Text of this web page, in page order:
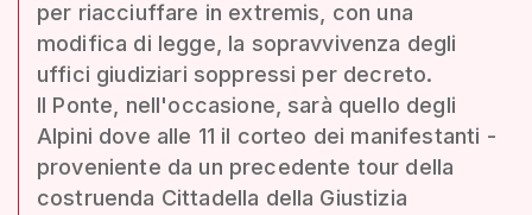
per riacciuffare in extremis, con una
modifica di legge, la sopravvivenza degli
uffici giudiziari soppressi per decreto.
Il Ponte, nell'occasione, sarà quello degli
Alpini dove alle 11 il corteo dei manifestanti -
proveniente da un precedente tour della
costruenda Cittadella della Giustizia